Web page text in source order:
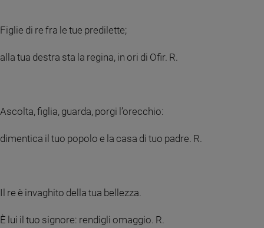
Cinema,
e
Arte
Famiglia
e
Nonni
Figlie di re fra le tue predilette;
alla tua destra sta la regina, in ori di Ofir. R.
Ascolta, figlia, guarda, porgi l’orecchio:
dimentica il tuo popolo e la casa di tuo padre. R.
Il re è invaghito della tua bellezza.
È lui il tuo signore: rendigli omaggio. R.